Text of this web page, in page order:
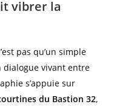
vibrer la
pas qu’un simple
dialogue vivant entre
s’appuie sur
du Bastion 32,